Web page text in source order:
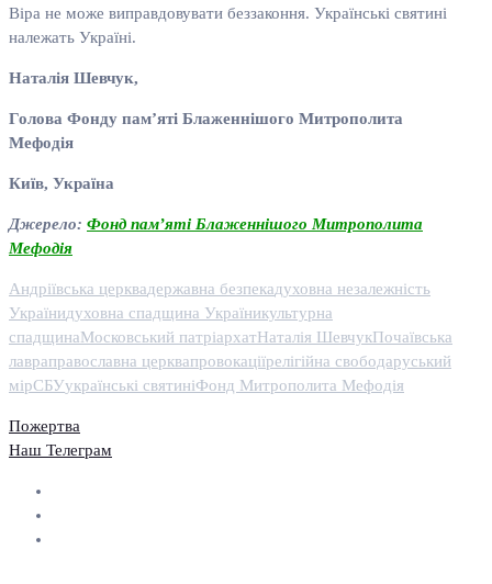
Віра не може виправдовувати беззаконня. Українські святині
належать Україні.
Наталія Шевчук,
Голова Фонду пам’яті Блаженнішого Митрополита
Мефодія
Київ, Україна
Джерело: Фонд пам’яті Блаженнішого Митрополита
Мефодія
Андріївська церквадержавна безпекадуховна незалежність
Українидуховна спадщина Україникультурна
спадщинаМосковський патріархатНаталія ШевчукПочаївська
лавраправославна церквапровокаціїрелігійна свободаруський
мірСБУукраїнські святиніФонд Митрополита Мефодія
Пожертва
Наш Телеграм